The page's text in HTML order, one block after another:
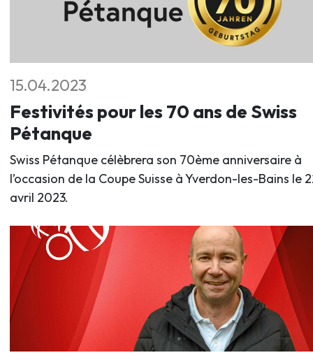
15.04.2023
Festivités pour les 70 ans de Swiss
Pétanque
Swiss Pétanque célèbrera son 70ème anniversaire à
l’occasion de la Coupe Suisse à Yverdon-les-Bains le
avril 2023.